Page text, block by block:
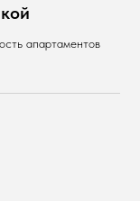
апартаментов